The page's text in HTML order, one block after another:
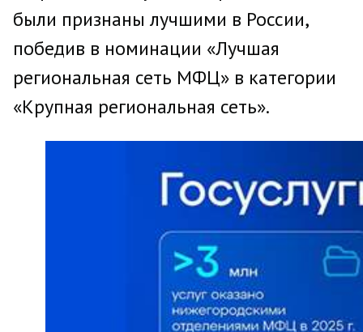
были признаны лучшими в России,
победив в номинации «Лучшая
региональная сеть МФЦ» в категории
«Крупная региональная сеть».